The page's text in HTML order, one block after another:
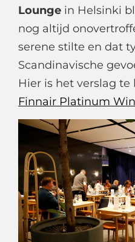
Lounge in Helsinki
nog altijd
serene stilte en dat
Scandinavische
Hier is het verslag te
Finnair Platinum